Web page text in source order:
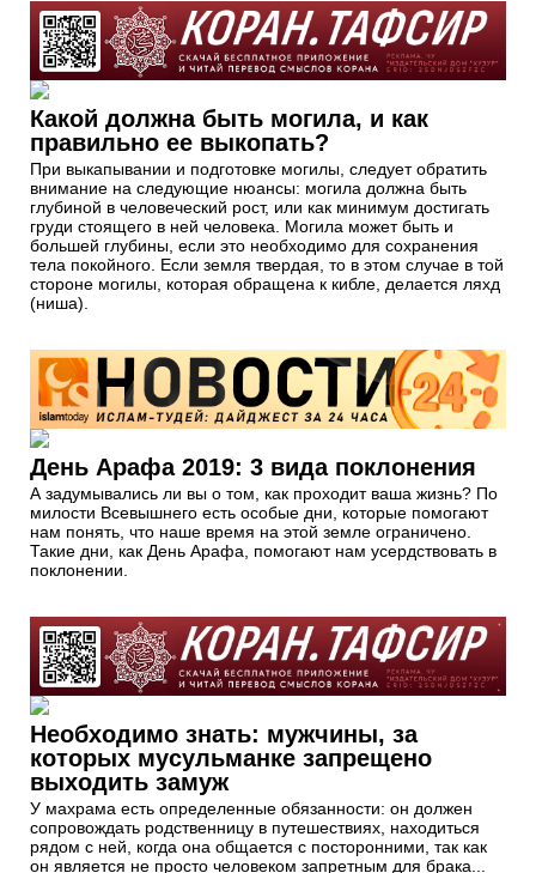
Какой должна быть могила, и как
правильно ее выкопать?
При выкапывании и подготовке могилы, следует обратить
внимание на следующие нюансы: могила должна быть
глубиной в человеческий рост, или как минимум достигать
груди стоящего в ней человека. Могила может быть и
большей глубины, если это необходимо для сохранения
тела покойного. Если земля твердая, то в этом случае в той
стороне могилы, которая обращена к кибле, делается ляхд
(ниша).
День Арафа 2019: 3 вида поклонения
А задумывались ли вы о том, как проходит ваша жизнь? По
милости Всевышнего есть особые дни, которые помогают
нам понять, что наше время на этой земле ограничено.
Такие дни, как День Арафа, помогают нам усердствовать в
поклонении.
Необходимо знать: мужчины, за
которых мусульманке запрещено
выходить замуж
У махрама есть определенные обязанности: он должен
сопровождать родственницу в путешествиях, находиться
рядом с ней, когда она общается с посторонними, так как
он является не просто человеком запретным для брака...